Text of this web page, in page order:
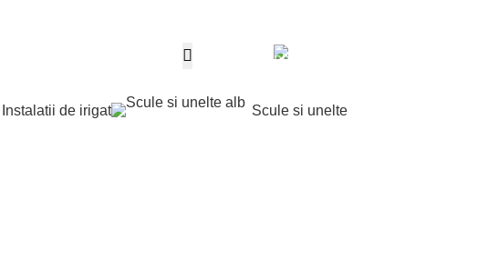
Instalatii de irigat Scule si unelte